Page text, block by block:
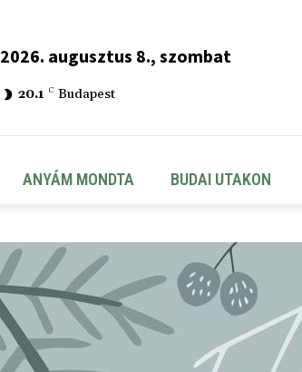
2026. augusztus 8., szombat
20.1 C Budapest
ANYÁM MONDTA BUDAI UTAKON